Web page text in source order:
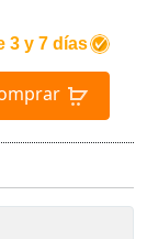
3 y 7 días